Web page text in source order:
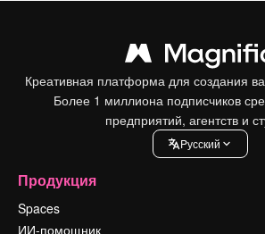
Креативная платформа для создания
Более 1 миллиона подписчиков
предприятий, агентств и
Pусский
Продукция
Spaces
ИИ-помощник